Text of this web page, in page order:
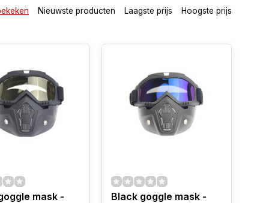
Nieuwste producten Laagste prijs Hoogste prijs
mask -
Black goggle mask -